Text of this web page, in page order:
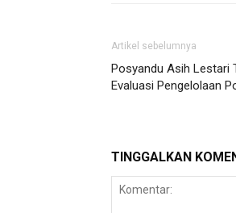
Artikel sebelumnya
Posyandu Asih Lestari
Evaluasi Pengelolaan
TINGGALKAN